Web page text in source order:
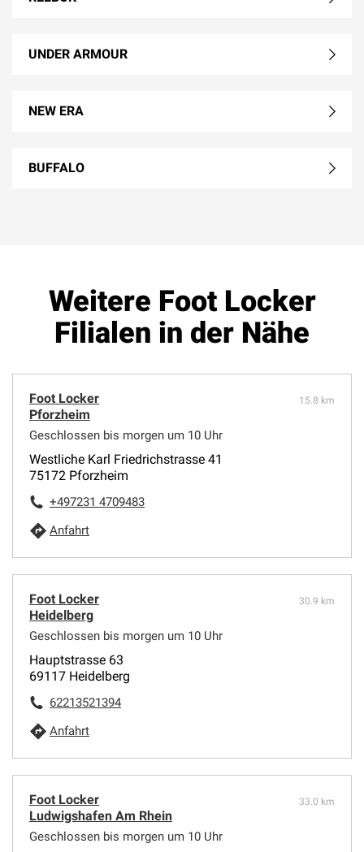
UNDER ARMOUR
NEW ERA
BUFFALO
Weitere Foot Locker
Filialen in der Nähe
Foot Locker
Pforzheim
Geschlossen bis morgen um 10 Uhr
15.8 km
Westliche Karl Friedrichstrasse 41
75172 Pforzheim
+497231 4709483
Anfahrt
Foot Locker
Heidelberg
Geschlossen bis morgen um 10 Uhr
30.9 km
Hauptstrasse 63
69117 Heidelberg
62213521394
Anfahrt
Foot Locker
Ludwigshafen Am Rhein
Geschlossen bis morgen um 10 Uhr
33.0 km